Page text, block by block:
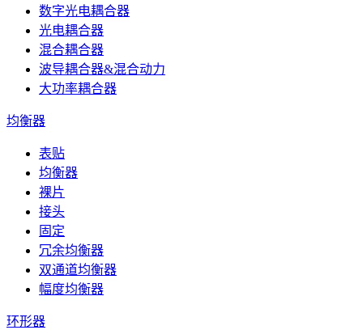
数字光电耦合器
光电耦合器
混合耦合器
波导耦合器&混合动力
大功率耦合器
均衡器
表贴
均衡器
裸片
接头
固定
冗余均衡器
双通道均衡器
幅度均衡器
环形器